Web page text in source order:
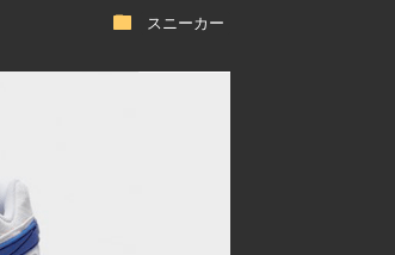
folder スニーカー